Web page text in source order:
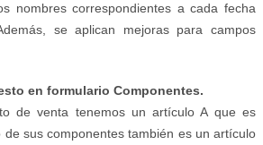
nombres correspondientes a cada fecha
se aplican mejoras para campos
en formulario Componentes.
de venta tenemos un artículo A que es
de sus componentes también es un artículo